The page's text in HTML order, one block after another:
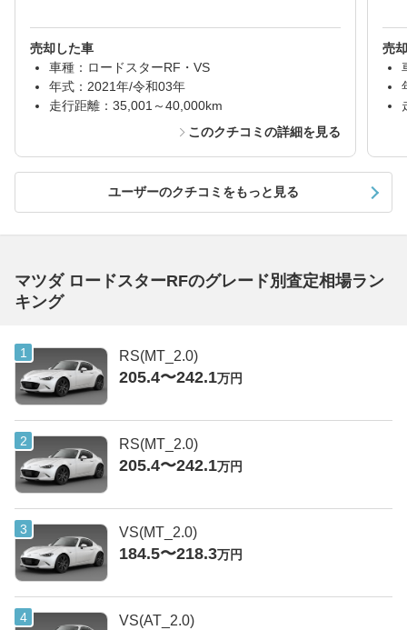
売却した車
車種：ロードスターRF・VS
年式：2021年/令和03年
走行距離：35,001～40,000km
このクチコミの詳細を見る
売
ユーザーのクチコミをもっと見る
マツダ ロードスターRFのグレード別査定相場ラン
キング
RS(MT_2.0)
205.4〜242.1万円
RS(MT_2.0)
205.4〜242.1万円
VS(MT_2.0)
184.5〜218.3万円
VS(AT_2.0)